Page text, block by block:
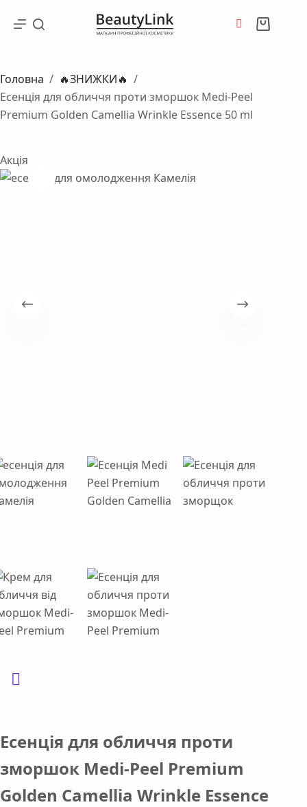
Кошик
Головна / 🔥ЗНИЖКИ🔥 /
Есенція для обличчя проти зморшок Medi-Peel
Premium Golden Camellia Wrinkle Essence 50 ml
Акція
Есенція для обличчя проти
зморшок Medi-Peel Premium
Golden Camellia Wrinkle Essence